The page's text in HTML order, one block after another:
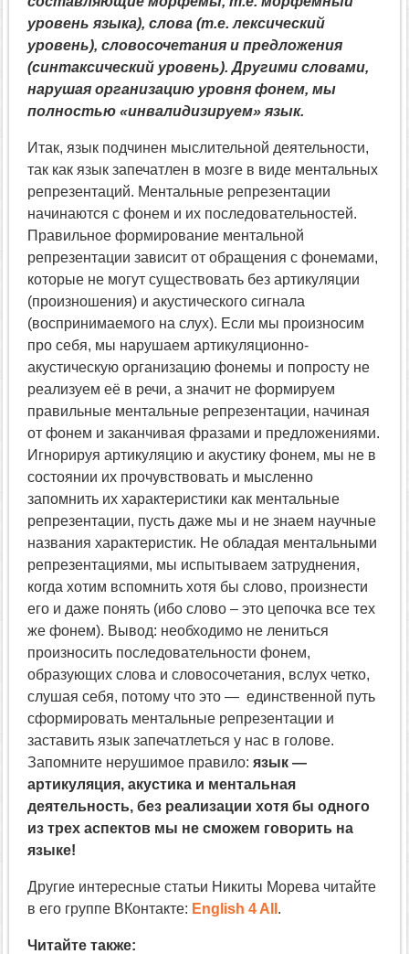
уровень языка), слова (т.е. лексический
уровень), словосочетания и предложения
(синтаксический уровень). Другими словами,
нарушая организацию уровня фонем, мы
полностью «инвалидизируем» язык.
Итак, язык подчинен мыслительной деятельности,
так как язык запечатлен в мозге в виде ментальных
репрезентаций. Ментальные репрезентации
начинаются с фонем и их последовательностей.
Правильное формирование ментальной
репрезентации зависит от обращения с фонемами,
которые не могут существовать без артикуляции
(произношения) и акустического сигнала
(воспринимаемого на слух). Если мы произносим
про себя, мы нарушаем артикуляционно-
акустическую организацию фонемы и попросту не
реализуем её в речи, а значит не формируем
правильные ментальные репрезентации, начиная
от фонем и заканчивая фразами и предложениями.
Игнорируя артикуляцию и акустику фонем, мы не в
состоянии их прочувствовать и мысленно
запомнить их характеристики как ментальные
репрезентации, пусть даже мы и не знаем научные
названия характеристик. Не обладая ментальными
репрезентациями, мы испытываем затруднения,
когда хотим вспомнить хотя бы слово, произнести
его и даже понять (ибо слово – это цепочка все тех
же фонем). Вывод: необходимо не лениться
произносить последовательности фонем,
образующих слова и словосочетания, вслух четко,
слушая себя, потому что это — единственной путь
сформировать ментальные репрезентации и
заставить язык запечатлеться у нас в голове.
Запомните нерушимое правило: язык —
артикуляция, акустика и ментальная
деятельность, без реализации хотя бы одного
из трех аспектов мы не сможем говорить на
языке!
Другие интересные статьи Никиты Морева читайте
в его группе ВКонтакте: English 4 All .
Читайте также: